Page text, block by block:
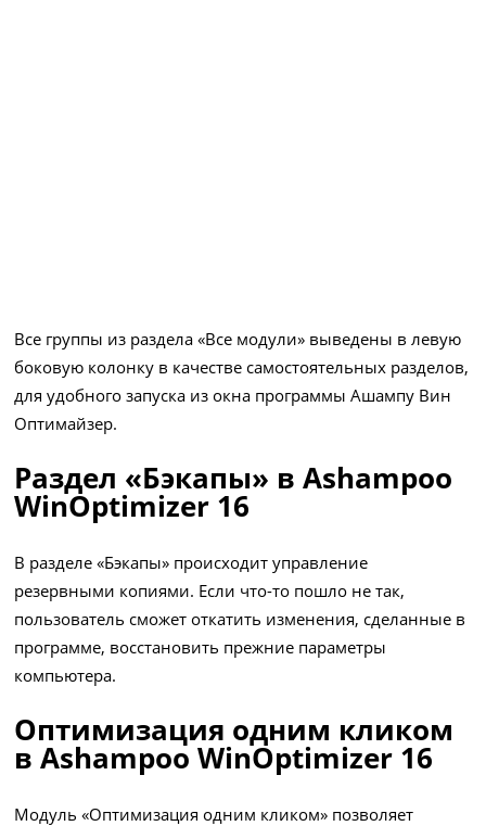
Все группы из раздела «Все модули» выведены в левую
боковую колонку в качестве самостоятельных разделов,
для удобного запуска из окна программы Ашампу Вин
Оптимайзер.
Раздел «Бэкапы» в Ashampoo
WinOptimizer 16
В разделе «Бэкапы» происходит управление
резервными копиями. Если что-то пошло не так,
пользователь сможет откатить изменения, сделанные в
программе, восстановить прежние параметры
компьютера.
Оптимизация одним кликом
в Ashampoo WinOptimizer 16
Модуль «Оптимизация одним кликом» позволяет